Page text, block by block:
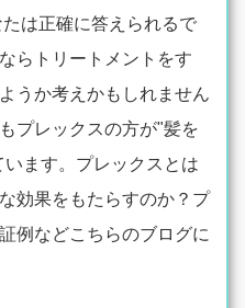
は正確に答えられるで
らトリートメントをす
うか考えかもしれません
プレックスの方が"髪を
ます。プレックスとは
効果をもたらすのか？プ
例などこちらのブログに